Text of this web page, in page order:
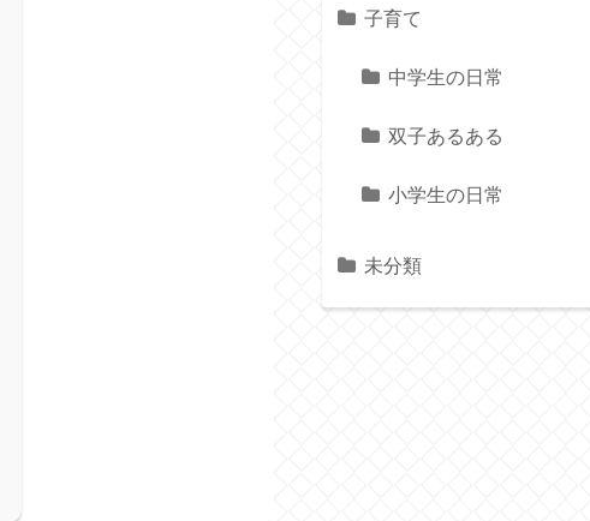
子育て
中学生の日常
双子あるある
小学生の日常
未分類